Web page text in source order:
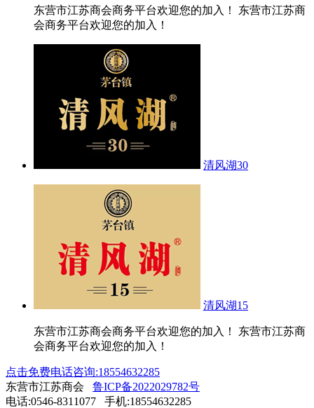
东营市江苏商会商务平台欢迎您的加入！ 东营市江苏商
会商务平台欢迎您的加入！
清风湖30
清风湖15
东营市江苏商会商务平台欢迎您的加入！ 东营市江苏商
会商务平台欢迎您的加入！
点击免费电话咨询:18554632285
东营市江苏商会 鲁ICP备2022029782号
电话:0546-8311077 手机:18554632285